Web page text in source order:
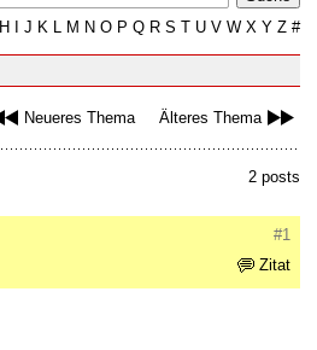
H J K L M N O P Q R S T U V W X Y Z #
Neueres Thema Älteres Thema
2 posts
#1
Zitat